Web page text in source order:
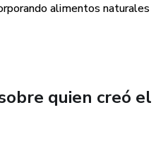
cualquiera pueda prepararlas.
con recetas rápidas y
alimentos naturales
quien creó el